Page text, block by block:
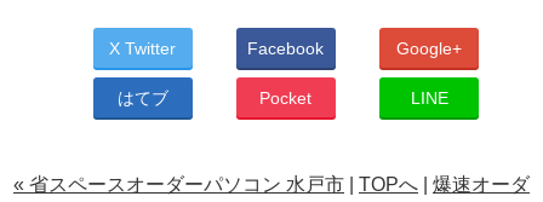
X Twitter Facebook Google+
はてブ Pocket LINE
« 省スペースオーダーパソコン 水戸市 TOPへ
爆速オーダ